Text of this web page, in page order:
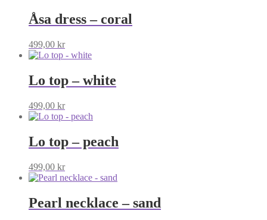
Åsa dress – coral
499,00 kr
Lo top – white
499,00 kr
Lo top – peach
499,00 kr
Pearl necklace – sand